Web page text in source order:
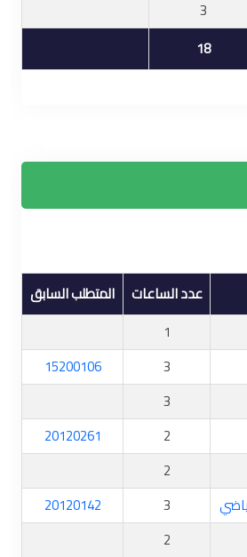
3
18
عدد الساعات
المتطلب السابق
1
3
15200106
3
2
20120261
2
3
20120142
2